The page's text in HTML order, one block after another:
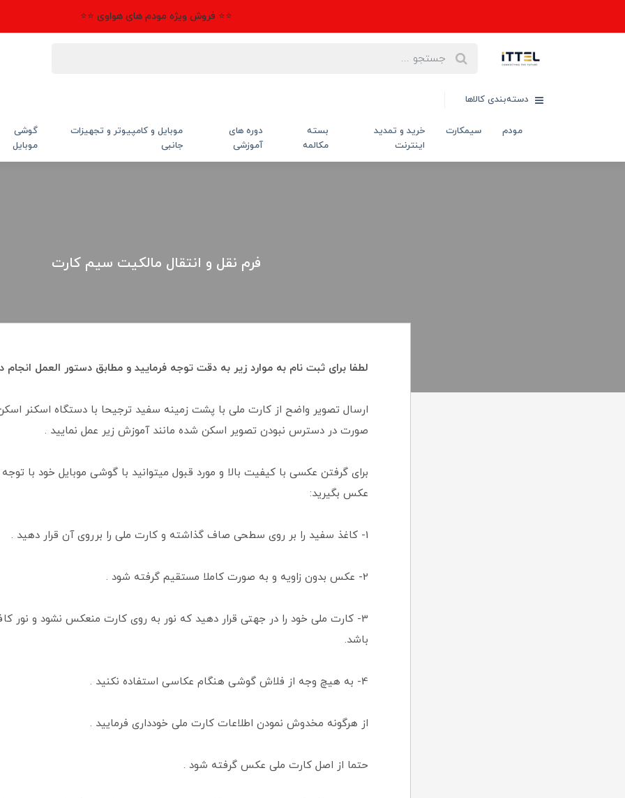
⭐⭐ فروش ویژه مودم های هواوی ⭐⭐
دسته‌بندی کالاها
مودم سیمکارت
خرید و تمدید
اینترنت
بسته
مکالمه
دوره های
آموزشی
موبایل و کامپیوتر و تجهیزات
جانبی
گوشی
موبایل
فرم نقل و انتقال مالکیت سیم کارت
لطفا برای ثبت نام به موارد زیر به دقت توجه فرمایید و مطابق دستور العمل انجام
ارسال تصویر واضح از کارت ملی با پشت زمینه سفید ترجیحا با دستگاه اسکنر
صورت در دسترس نبودن تصویر اسکن شده مانند آموزش زیر عمل نمایید .
برای گرفتن عکسی با کیفیت بالا و مورد قبول میتوانید با گوشی موبایل خود با توجه
عکس بگیرید:
1- کاغذ سفید را بر روی سطحی صاف گذاشته و کارت ملی را برروی آن قرار دهید .
2- عکس بدون زاویه و به صورت کاملا مستقیم گرفته شود .
3- کارت ملی خود را در جهتی قرار دهید که نور به روی کارت منعکس نشود و نور
باشد.
4- به هیچ وجه از فلاش گوشی هنگام عکاسی استفاده نکنید .
از هرگونه مخدوش نمودن اطلاعات کارت ملی خودداری فرمایید .
حتما از اصل کارت ملی عکس گرفته شود .